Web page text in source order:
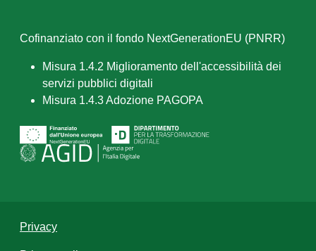
Cofinanziato con il fondo NextGenerationEU (PNRR)
Misura 1.4.2 Miglioramento dell'accessibilità dei
servizi pubblici digitali
Misura 1.4.3 Adozione PAGOPA
Privacy